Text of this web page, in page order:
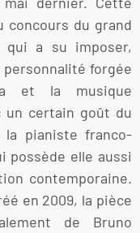
concours du grand
qui a su imposer,
forgée
et la musique
un certain goût du
la pianiste franco-
possède elle aussi
contemporaine.
en 2009, la pièce
de Bruno